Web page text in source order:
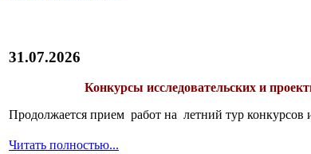
31.07.2026
Конкурсы исследовательских и
Продолжается прием работ на летний тур конкурсов
Читать полностью...